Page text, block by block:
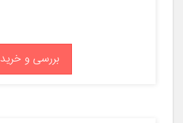
بررسی و خرید